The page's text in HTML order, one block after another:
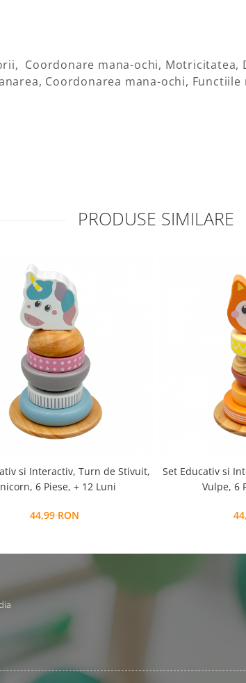
Coordonare mana-ochi, Motricitatea,
Coordonarea mana-ochi,
PRODUSE SIMILARE
si Interactiv, Turn de Stivuit,
6 Piese, + 12 Luni
44,99 RON
Set Educativ si
Vulpe, 6